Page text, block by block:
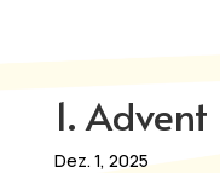
1. Advent
Dez. 1, 2025